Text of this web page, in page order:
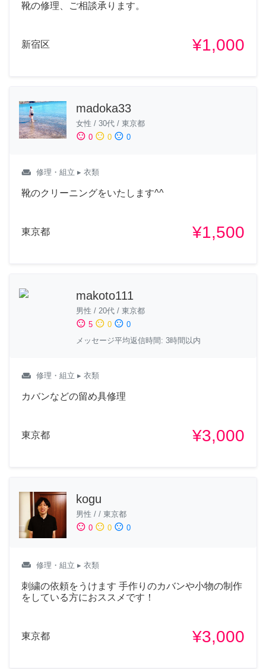
靴の修理、ご相談承ります。
新宿区 ¥1,000
madoka33
女性 / 30代 / 東京都
sentiment_satisfied 0 sentiment_neutral 0 sentiment_dissatisfied 0
weekend 修理・組立 ▸ 衣類
靴のクリーニングをいたします^^
東京都 ¥1,500
makoto111
男性 / 20代 / 東京都
sentiment_satisfied 5 sentiment_neutral 0 sentiment_dissatisfied 0
メッセージ平均返信時間: 3時間以内
weekend 修理・組立 ▸ 衣類
カバンなどの留め具修理
東京都 ¥3,000
kogu
男性 / / 東京都
sentiment_satisfied 0 sentiment_neutral 0 sentiment_dissatisfied 0
weekend 修理・組立 ▸ 衣類
刺繍の依頼をうけます 手作りのカバンや小物の制作
をしている方におススメです！
東京都 ¥3,000